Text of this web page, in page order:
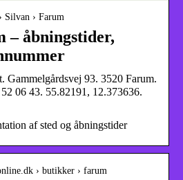
Silvan › Farum
– åbningstider,
93. 3520 Farum.
06 43. 55.82191, 12.373636.
af sted og åbningstider
› butikker › farum